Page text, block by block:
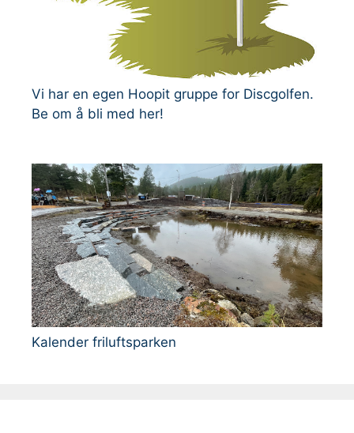
Vi har en egen Hoopit gruppe for Discgolfen.
Be om å bli med her!
Kalender friluftsparken